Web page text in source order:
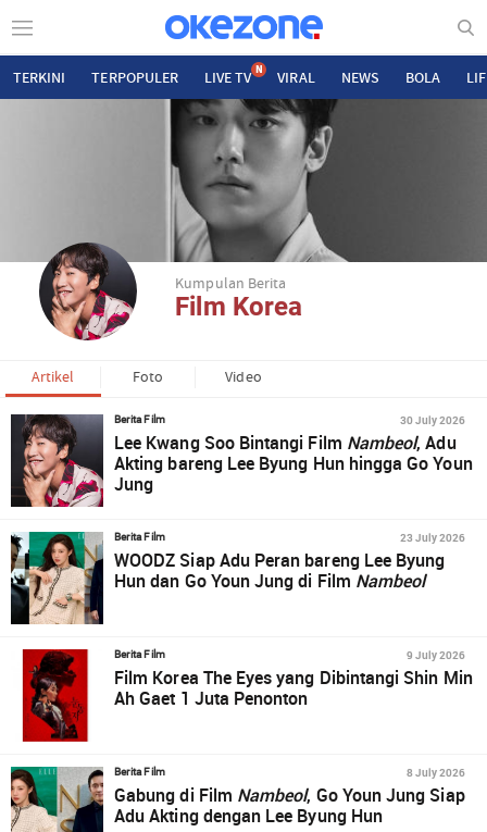
TERKINI TERPOPULER LIVE TV N VIRAL NEWS BOLA
Kumpulan Berita
Film Korea
Artikel Foto Video
Berita Film 30 July 2026
Lee Kwang Soo Bintangi Film Nambeol, Adu
Akting bareng Lee Byung Hun hingga Go Youn
Jung
Berita Film 23 July 2026
WOODZ Siap Adu Peran bareng Lee Byung
Hun dan Go Youn Jung di Film Nambeol
Berita Film 9 July 2026
Film Korea The Eyes yang Dibintangi Shin Min
Ah Gaet 1 Juta Penonton
Berita Film 8 July 2026
Gabung di Film Nambeol, Go Youn Jung Siap
Adu Akting dengan Lee Byung Hun